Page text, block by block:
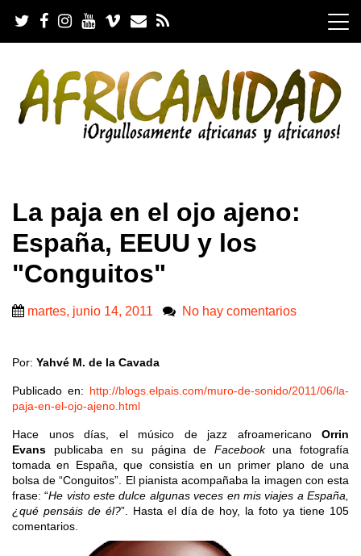
i
La paja en el ojo ajeno:
España, EEUU y los
"Conguitos"
martes, junio 14, 2011 No hay comentarios
Por: Yahvé M. de la Cavada
Publicado en: http://blogs.elpais.com/muro-de-sonido/2011/06/la-
paja-en-el-ojo-ajeno.html
Hace unos días, el músico de jazz afroamericano Orrin
Evans publicaba en su página de Facebookuna fotografía
tomada en España, que consistía en un primer plano de una
bolsa de “Conguitos”. El pianista acompañaba la imagen con esta
frase: “He visto este dulce algunas veces en mis viajes a España,
¿qué pensáis de él?”. Hasta el día de hoy, la foto ya tiene 105
comentarios.